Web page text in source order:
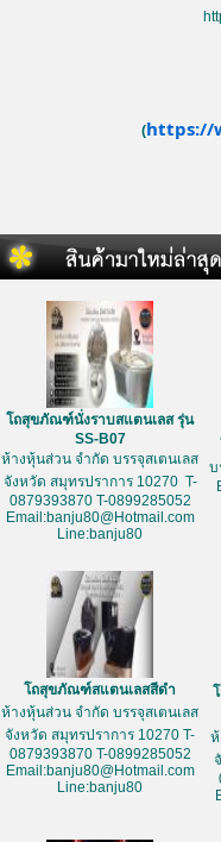
(https://
โถสุขภัณฑ์นั่งราบสแตนเลส รุ่น
SS-B07
ห้างหุ้นส่วน จำกัด บรรจุสเตนเลส
จังหวัด สมุทรปราการ 10270 T-
0879393870 T-0899285052
Email:banju80@Hotmail.com
Line:banju80
บ
โถสุขภัณฑ์สแตนเลสสีดำ
ห้างหุ้นส่วน จำกัด บรรจุสเตนเลส
จังหวัด สมุทรปราการ 10270 T-
0879393870 T-0899285052
Email:banju80@Hotmail.com
Line:banju80
ห้